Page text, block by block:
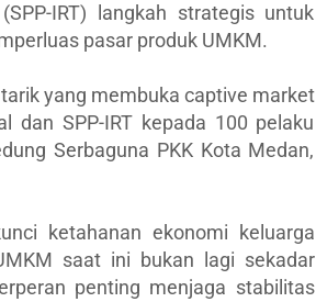
IRT) langkah strategis untuk
pasar produk UMKM.
yang membuka captive market
dan SPP-IRT kepada 100 pelaku
Serbaguna PKK Kota Medan,
ketahanan ekonomi keluarga
saat ini bukan lagi sekadar
penting menjaga stabilitas